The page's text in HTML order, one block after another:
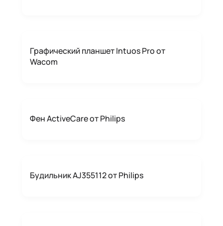
Графический планшет Intuos Pro от
Wacom
Фен ActiveCare от Philips
Будильник AJ355112 от Philips